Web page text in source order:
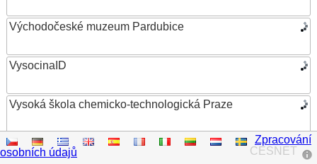
Východočeské muzeum Pardubice
VysocinaID
Vysoká škola chemicko-technologická Praze
Vysoká škola ekonomická v Praze
CESNET
Zpracování
osobních údajů